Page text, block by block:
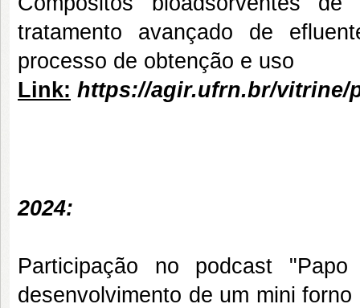
tratamento avançado de
processo de obtenção e uso
Link: https://agir.ufrn.br/vitrine/
2024:
Participação no podcast
desenvolvimento de um mini